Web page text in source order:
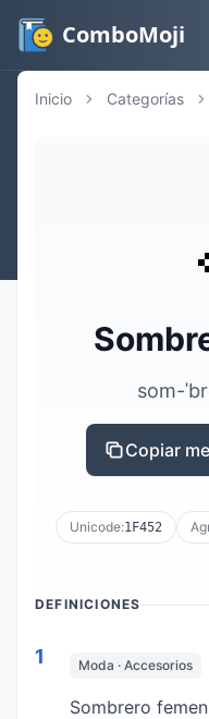
ComboMoji
Inicio Categorías
som-
Copiar
Unicode:1F452
DEFINICIONES
1 Moda · Accesorios
Sombrero